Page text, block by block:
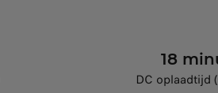
18
DC oplaadtijd